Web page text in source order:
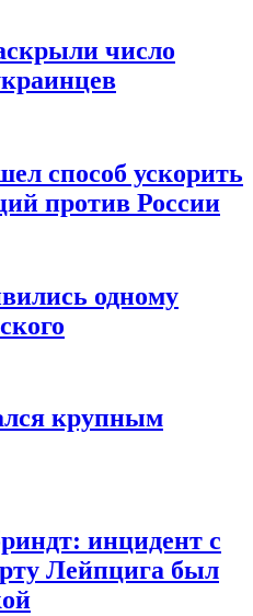
число
способ ускорить
против России
одному
крупным
инцидент с
Лейпцига был